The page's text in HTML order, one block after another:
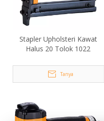
Stapler Upholsteri Kawat
Halus 20 Tolok 1022
Tanya